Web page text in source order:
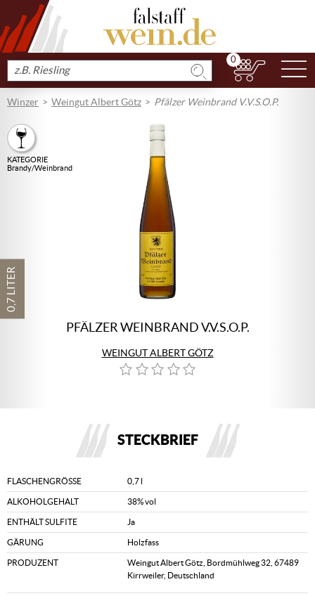
Produkt
suchen
0
Winzer Weingut Albert Götz Pfälzer Weinbrand V.V.S.O.P.
0,7 LITER
KATEGORIE
Brandy/Weinbrand
PFÄLZER WEINBRAND V.V.S.O.P.
WEINGUT ALBERT GÖTZ
STECKBRIEF
FLASCHENGRÖSSE 0,7 l
ALKOHOLGEHALT 38% vol
ENTHÄLT SULFITE Ja
GÄRUNG Holzfass
PRODUZENT
Weingut Albert Götz, Bordmühlweg 32, 67489
Kirrweiler, Deutschland